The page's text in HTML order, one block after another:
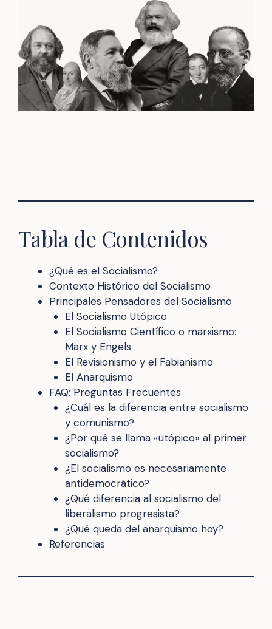
Tabla de Contenidos
¿Qué es el Socialismo?
Contexto Histórico del Socialismo
Principales Pensadores del Socialismo
El Socialismo Utópico
El Socialismo Científico o marxismo:
Marx y Engels
El Revisionismo y el Fabianismo
El Anarquismo
FAQ: Preguntas Frecuentes
¿Cuál es la diferencia entre socialismo
y comunismo?
¿Por qué se llama «utópico» al primer
socialismo?
¿El socialismo es necesariamente
antidemocrático?
¿Qué diferencia al socialismo del
liberalismo progresista?
¿Qué queda del anarquismo hoy?
Referencias